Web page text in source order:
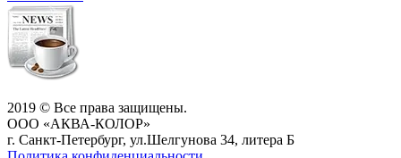
2019 © Все права защищены.
ООО «АКВА-КОЛОР»
г. Санкт-Петербург, ул.Шелгунова 34, литера Б